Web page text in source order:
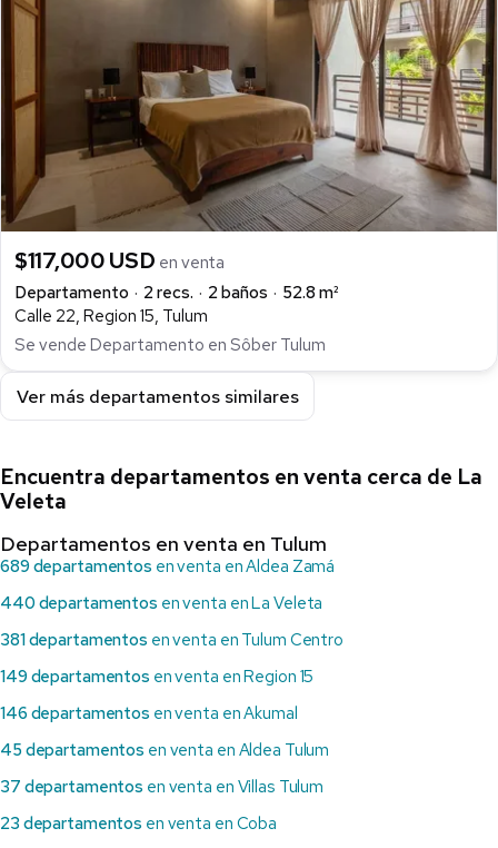
$117,000 USD en venta
Departamento
2 recs. 2 baños
52.8 m²
Calle 22, Region 15, Tulum
Se vende Departamento en Sôber Tulum
Ver más departamentos similares
Encuentra departamentos en venta cerca de La
Veleta
Departamentos en venta en Tulum
689 departamentos en venta en Aldea Zamá
440 departamentos en venta en La Veleta
381 departamentos en venta en Tulum Centro
149 departamentos en venta en Region 15
146 departamentos en venta en Akumal
45 departamentos en venta en Aldea Tulum
37 departamentos en venta en Villas Tulum
23 departamentos en venta en Coba